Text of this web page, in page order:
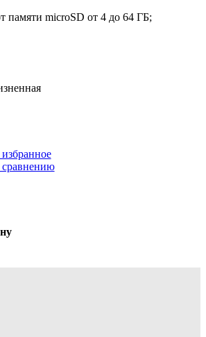
памяти microSD от 4 до 64 ГБ;
сравнению